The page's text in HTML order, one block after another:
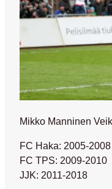
Mikko Manninen
FC Haka: 2005-2008
FC TPS: 2009-2010
JJK: 2011-2018